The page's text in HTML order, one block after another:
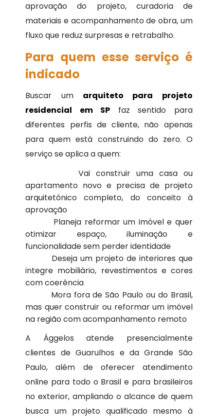
aprovação do projeto, curadoria de
materiais e acompanhamento de obra, um
fluxo que reduz surpresas e retrabalho.
Para quem esse serviço é
indicado
Buscar um arquiteto para projeto
residencial em SP faz sentido para
diferentes perfis de cliente, não apenas
para quem está construindo do zero. O
serviço se aplica a quem:
Vai construir uma casa ou
apartamento novo e precisa de projeto
arquitetônico completo, do conceito à
aprovação
Planeja reformar um imóvel e quer
otimizar espaço, iluminação e
funcionalidade sem perder identidade
Deseja um projeto de interiores que
integre mobiliário, revestimentos e cores
com coerência
Mora fora de São Paulo ou do Brasil,
mas quer construir ou reformar um imóvel
na região com acompanhamento remoto
A Ággelos atende presencialmente
clientes de Guarulhos e da Grande São
Paulo, além de oferecer atendimento
online para todo o Brasil e para brasileiros
no exterior, ampliando o alcance de quem
busca um projeto qualificado mesmo à